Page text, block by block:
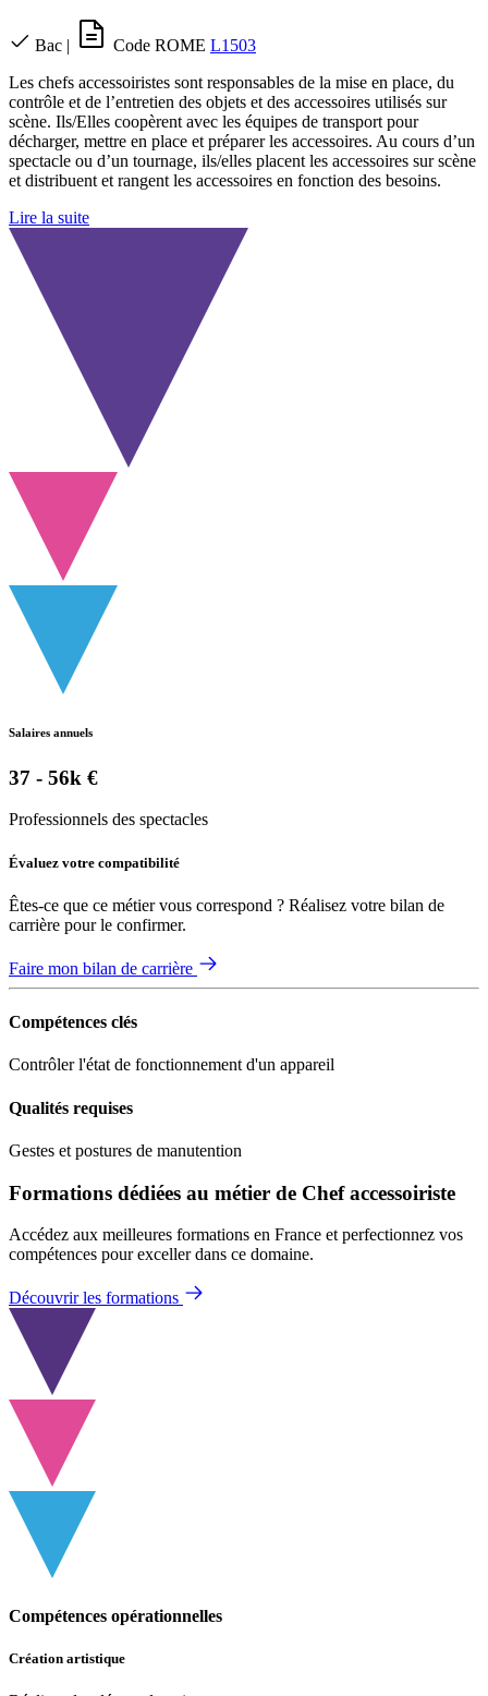
Bac | Code ROME L1503
Les chefs accessoiristes sont responsables de la mise en place, du
contrôle et de l’entretien des objets et des accessoires utilisés sur
scène. Ils/Elles coopèrent avec les équipes de transport pour
décharger, mettre en place et préparer les accessoires. Au cours d’un
spectacle ou d’un tournage, ils/elles placent les accessoires sur scène
et distribuent et rangent les accessoires en fonction des besoins.
Lire la suite
Salaires annuels
37 - 56k €
Professionnels des spectacles
Évaluez votre compatibilité
Êtes-ce que ce métier vous correspond ? Réalisez votre bilan de
carrière pour le confirmer.
Faire mon bilan de carrière
Compétences clés
Contrôler l'état de fonctionnement d'un appareil
Qualités requises
Gestes et postures de manutention
Formations dédiées au métier de Chef accessoiriste
Accédez aux meilleures formations en France et perfectionnez vos
compétences pour exceller dans ce domaine.
Découvrir les formations
Compétences opérationnelles
Création artistique